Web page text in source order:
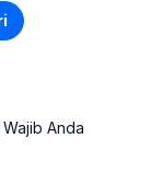
Anda